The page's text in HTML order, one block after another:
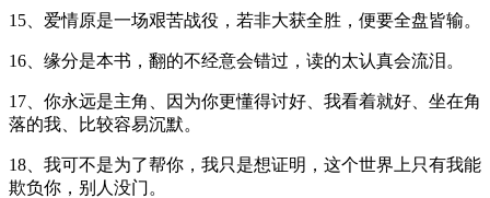
15、爱情原是一场艰苦战役，若非大获全胜，便要全盘皆输。
16、缘分是本书，翻的不经意会错过，读的太认真会流泪。
17、你永远是主角、因为你更懂得讨好、我看着就好、坐在角
落的我、比较容易沉默。
18、我可不是为了帮你，我只是想证明，这个世界上只有我能
欺负你，别人没门。